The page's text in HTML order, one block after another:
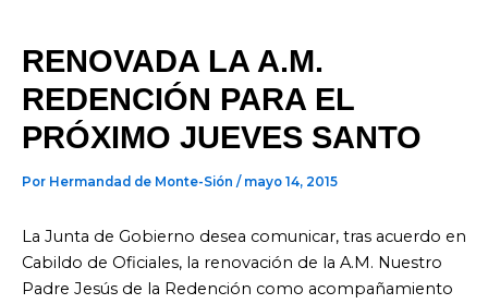
RENOVADA LA A.M.
REDENCIÓN PARA EL
PRÓXIMO JUEVES SANTO
Por Hermandad de Monte-Sión / mayo 14, 2015
La Junta de Gobierno desea comunicar, tras acuerdo en
Cabildo de Oficiales, la renovación de la A.M. Nuestro
Padre Jesús de la Redención como acompañamiento